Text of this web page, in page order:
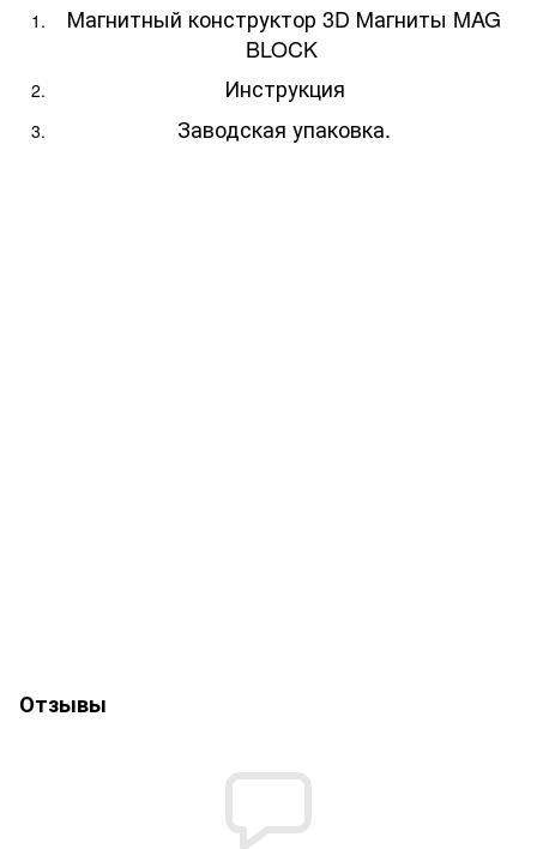
Магнитный конструктор 3D Магниты MAG
BLOCK
Инструкция
Заводская упаковка.
Отзывы